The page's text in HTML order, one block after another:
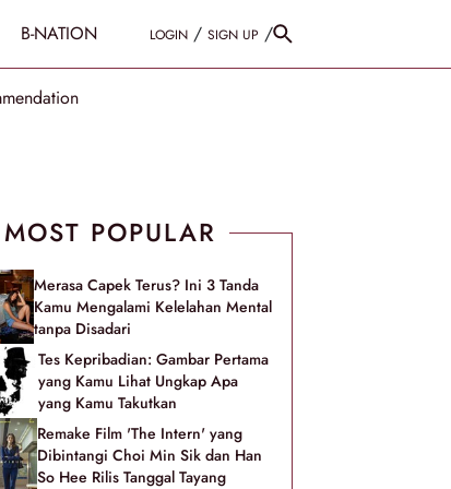
B-NATION LOGIN / SIGN UP /
MOST POPULAR
Merasa Capek Terus? Ini 3 Tanda
Kamu Mengalami Kelelahan Mental
tanpa Disadari
Tes Kepribadian: Gambar Pertama
yang Kamu Lihat Ungkap Apa
yang Kamu Takutkan
Remake Film 'The Intern' yang
Dibintangi Choi Min Sik dan Han
So Hee Rilis Tanggal Tayang